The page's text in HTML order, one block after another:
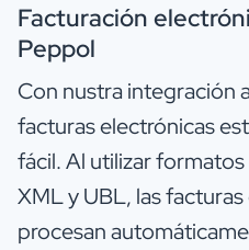
Facturación
Peppol
Con nustra integración
facturas electrónicas
fácil. Al utilizar
XML y UBL, las
procesan